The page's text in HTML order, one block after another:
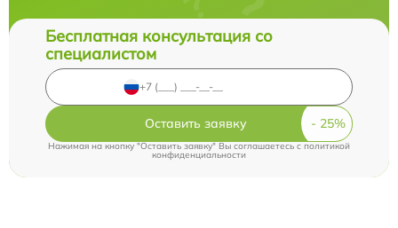
Бесплатная консультация со
специалистом
Оставить заявку
Нажимая на кнопку "Оставить заявку" Вы соглашаетесь cполитикой
конфиденциальности